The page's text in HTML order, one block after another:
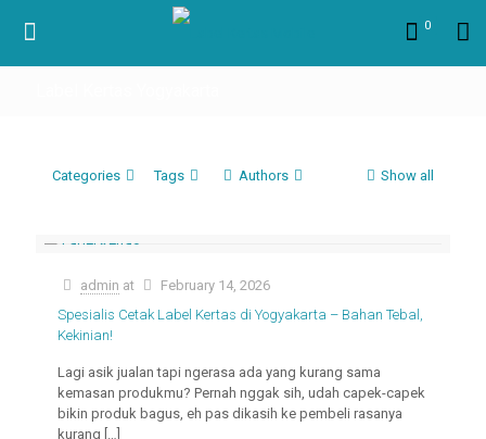
0
Categories Tags Authors Show all
admin at
February 14, 2026
Spesialis Cetak Label Kertas di Yogyakarta – Bahan Tebal,
Kekinian!
Lagi asik jualan tapi ngerasa ada yang kurang sama
kemasan produkmu? Pernah nggak sih, udah capek-capek
bikin produk bagus, eh pas dikasih ke pembeli rasanya
kurang […]